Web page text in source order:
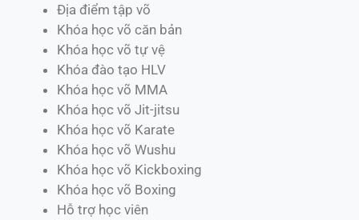
Địa điểm tập võ
Khóa học võ căn bản
Khóa học võ tự vệ
Khóa đào tạo HLV
Khóa học võ MMA
Khóa học võ Jit-jitsu
Khóa học võ Karate
Khóa học võ Wushu
Khóa học võ Kickboxing
Khóa học võ Boxing
Hỗ trợ học viên